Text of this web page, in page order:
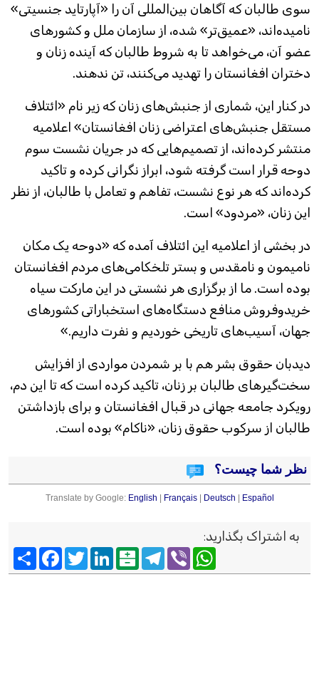
سوی طالبان که آگاهان بین‌المللی آن را «آپارتاید جنسیتی»
نامیده‌اند، «عمیق‌تر» شده، از سازمان ملل و کشورهای
عضو آن، می‌خواهد تا به شروط طالبان که آینده زنان و
دختران افغانستان را تهدید می‌کنند، تن ندهند.
در کنار این، شماری از جنبش‌های زنان که زیر نام «ائتلاف
مستقل جنبش‌های اعتراضی زنان افغانستان» اعلامیه
منتشر کرده‌اند، از تصمیم‌هایی که در جریان نشست سوم
دوحه قرار است گرفته شود، ابراز نگرانی کرده و تاکید
کرده‌اند که هر نوع نشست، تفاهم و تعامل با طالبان، از نظر
این زنان، «مردود» است.
در بخشی از اعلامیه این ائتلاف آمده که «دوحه یک مکان
نامیمون و نامقدس و بستر تلخکامی‌های مردم افغانستان
بوده است. ما از برگزاری هر نشستی در این مارکت سیاه
خریدوفروش منافع دستگاه‌های استخباراتی کشورهای
جهان، آسیب‌های تاریخی خوردیم و نفرت داریم.»
دیدبان حقوق بشر هم با بر شمردن مواردی از افزایش
سخت‌گیرهای طالبان بر زنان، تاکید کرده است که تا این دم،
رویکرد جامعه جهانی در قبال افغانستان و برای بازداشتن
طالبان از سرکوب حقوق زنان، «ناکام» بوده است.
نظر شما چیست؟
Translate by Google: English Français| Deutsch Español
به اشتراک بگذارید:
FacebookTwitter
LinkedInBalatarin
TelegramViber
WhatsApp